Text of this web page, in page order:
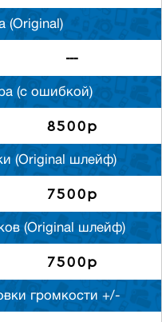
(Original)
---
(с ошибкой)
8500р
(Original шлейф)
7500р
(Original шлейф)
7500р
громкости +/-